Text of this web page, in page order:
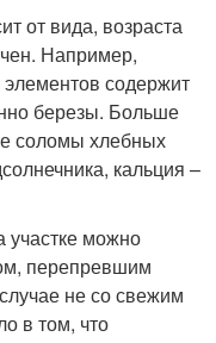
от вида, возраста
Например,
содержит
березы. Больше
соломы хлебных
кальция –
участке можно
перепревшим
не со свежим
в том, что